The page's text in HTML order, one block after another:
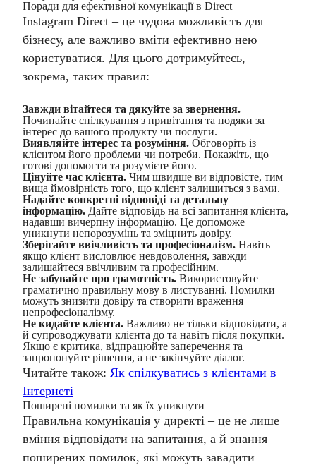
Поради для ефективної комунікації в Direct
Instagram Direct – це чудова можливість для
бізнесу, але важливо вміти ефективно нею
користуватися. Для цього дотримуйтесь,
зокрема, таких правил:
Завжди вітайтеся та дякуйте за звернення.
Починайте спілкування з привітання та подяки за
інтерес до вашого продукту чи послуги.
Виявляйте інтерес та розуміння. Обговоріть із
клієнтом його проблеми чи потреби. Покажіть, що
готові допомогти та розумієте його.
Цінуйте час клієнта. Чим швидше ви відповісте, тим
вища ймовірність того, що клієнт залишиться з вами.
Надайте конкретні відповіді та детальну
інформацію. Дайте відповідь на всі запитання клієнта,
надавши вичерпну інформацію. Це допоможе
уникнути непорозумінь та зміцнить довіру.
Зберігайте ввічливість та професіоналізм. Навіть
якщо клієнт висловлює невдоволення, завжди
залишайтеся ввічливим та професійним.
Не забувайте про грамотність. Використовуйте
граматично правильну мову в листуванні. Помилки
можуть знизити довіру та створити враження
непрофесіоналізму.
Не кидайте клієнта. Важливо не тільки відповідати, а
й супроводжувати клієнта до та навіть після покупки.
Якщо є критика, відпрацюйте заперечення та
запропонуйте рішення, а не закінчуйте діалог.
Читайте також: Як спілкуватись з клієнтами в
Інтернеті
Поширені помилки та як їх уникнути
Правильна комунікація у директі – це не лише
вміння відповідати на запитання, а й знання
поширених помилок, які можуть завадити